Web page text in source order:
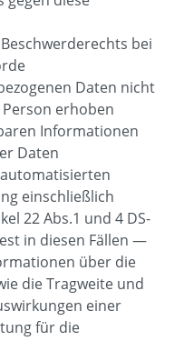
bei
Daten nicht
erhoben
Informationen
Daten
einschließlich
22 Abs.1 und 4 DS-
in diesen Fällen —
über die
die Tragweite und
einer
für die